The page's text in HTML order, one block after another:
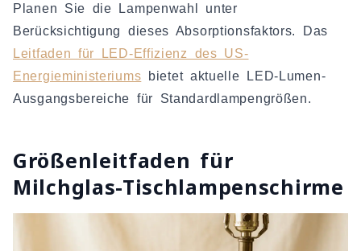
Planen Sie die Lampenwahl unter
Berücksichtigung dieses Absorptionsfaktors. Das
Leitfaden für LED-Effizienz des US-
Energieministeriums bietet aktuelle LED-Lumen-
Ausgangsbereiche für Standardlampengrößen.
Größenleitfaden für
Milchglas-Tischlampenschirme